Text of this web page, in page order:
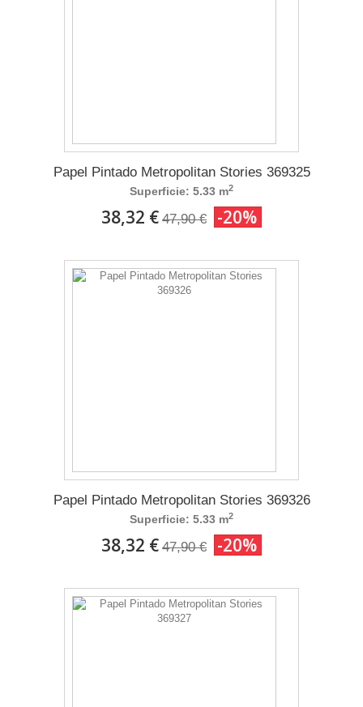
Papel Pintado Metropolitan Stories 369325
Superficie: 5.33 m2
38,32 € 47,90 € -20%
Papel Pintado Metropolitan Stories 369326
Superficie: 5.33 m2
38,32 € 47,90 € -20%